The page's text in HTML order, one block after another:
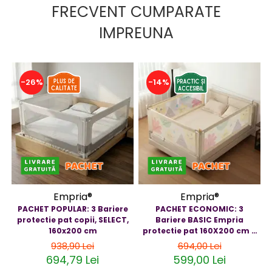
FRECVENT CUMPARATE
IMPREUNA
-26%
Empria®
PACHET POPULAR: 3 Bariere
protectie pat copii, SELECT,
160x200 cm
938,90 Lei
694,79 Lei
-14%
Empria®
PACHET ECONOMIC: 3
Bariere BASIC Empria
protectie pat 160X200 cm +
bara stabilizatoare
694,00 Lei
599,00 Lei